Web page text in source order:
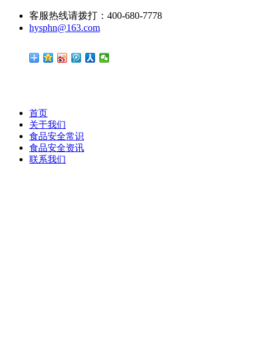
客服热线请拨打：400-680-7778
hysphn@163.com
首页
关于我们
食品安全常识
食品安全资讯
联系我们